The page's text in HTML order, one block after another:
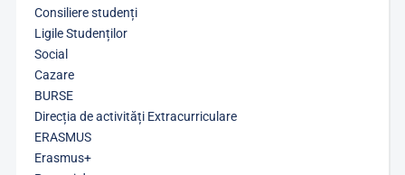
Consiliere studenți
Ligile Studenților
Social
Cazare
BURSE
Direcția de activități Extracurriculare
ERASMUS
Erasmus+